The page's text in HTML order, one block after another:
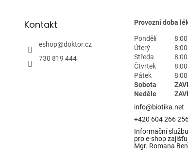
Kontakt
eshop@doktor.cz
730 819 444
Provozní doba
Pondělí
Úterý
Středa
Čtvrtek
Pátek
Sobota
Neděle
info@biotika.net
+420 604 266
Informační službu
pro e-shop
Mgr. Romana